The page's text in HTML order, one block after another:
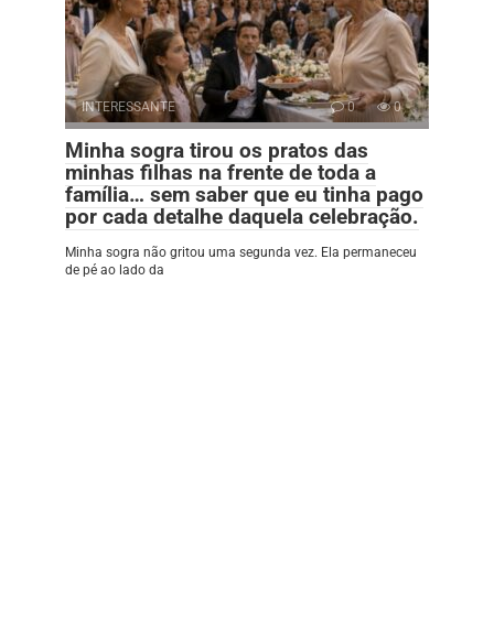
INTERESSANTE 0 0
Minha sogra tirou os pratos das
minhas filhas na frente de toda a
família… sem saber que eu tinha pago
por cada detalhe daquela celebração.
Minha sogra não gritou uma segunda vez. Ela permaneceu
de pé ao lado da